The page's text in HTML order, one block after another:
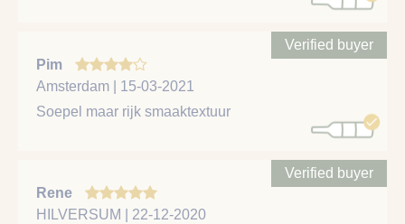
Pim
Amsterdam | 15-03-2021
Verified buyer
Soepel maar rijk smaaktextuur
Rene
HILVERSUM | 22-12-2020
Verified buyer